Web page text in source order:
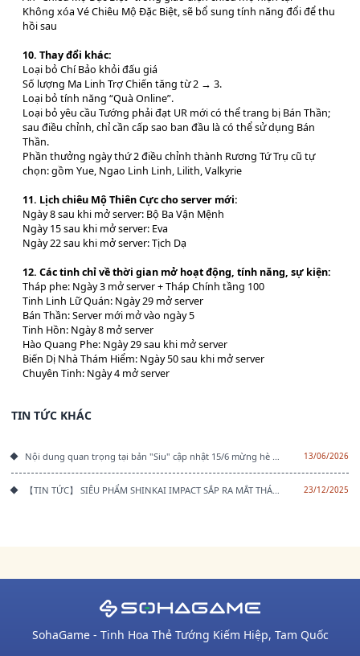
Không xóa Vé Chiêu Mộ Đặc Biệt, sẽ bổ sung tính năng đổi để thu
hồi sau
10. Thay đổi khác:
Loại bỏ Chí Bảo khỏi đấu giá
Số lượng Ma Linh Trợ Chiến tăng từ 2 → 3.
Loại bỏ tính năng “Quà Online”.
Loại bỏ yêu cầu Tướng phải đạt UR mới có thể trang bị Bán Thần;
sau điều chỉnh, chỉ cần cấp sao ban đầu là có thể sử dụng Bán
Thần.
Phần thưởng ngày thứ 2 điều chỉnh thành Rương Tứ Trụ cũ tự
chọn: gồm Yue, Ngao Linh Linh, Lilith, Valkyrie
11. Lịch chiêu Mộ Thiên Cực cho server mới:
Ngày 8 sau khi mở server: Bộ Ba Vận Mệnh
Ngày 15 sau khi mở server: Eva
Ngày 22 sau khi mở server: Tịch Dạ
12. Các tinh chỉ về thời gian mở hoạt động, tính năng, sự kiện:
Tháp phe: Ngày 3 mở server + Tháp Chính tầng 100
Tinh Linh Lữ Quán: Ngày 29 mở server
Bán Thần: Server mới mở vào ngày 5
Tinh Hồn: Ngày 8 mở server
Hào Quang Phe: Ngày 29 sau khi mở server
Biến Dị Nhà Thám Hiểm: Ngày 50 sau khi mở server
Chuyên Tinh: Ngày 4 mở server
TIN TỨC KHÁC
13/06/2026
23/12/2025
SohaGame - Tinh Hoa Thẻ Tướng Kiếm Hiệp, Tam Quốc